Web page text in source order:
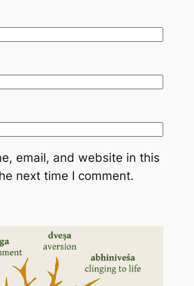
email, and website in this
next time I comment.